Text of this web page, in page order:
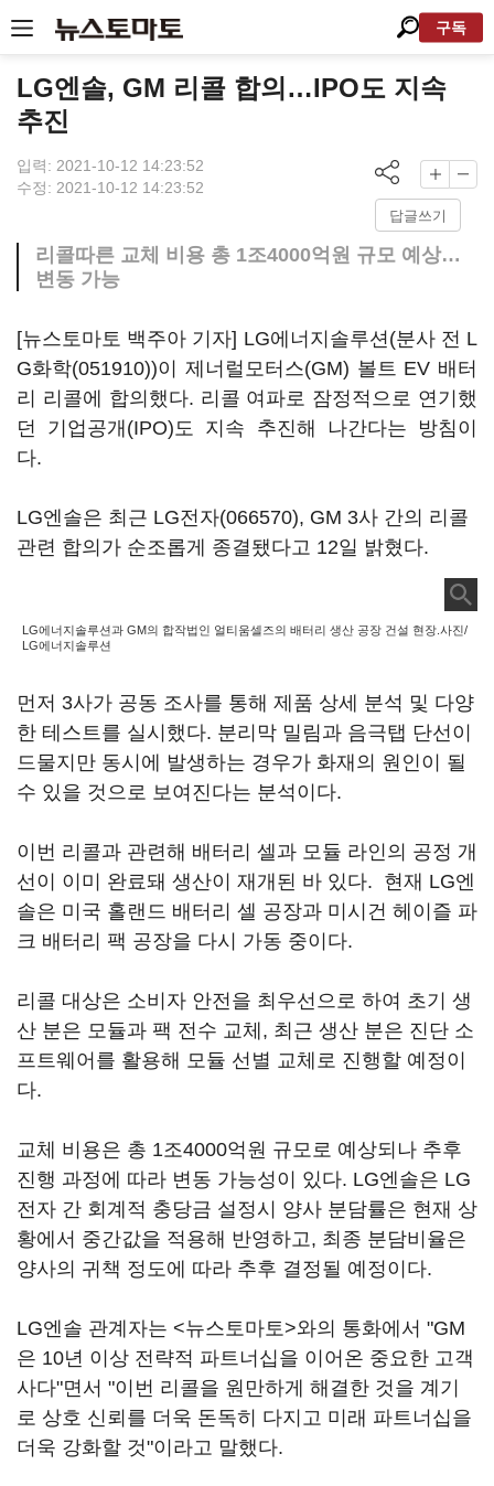
구독
LG엔솔, GM 리콜 합의…IPO도 지속
추진
입력: 2021-10-12 14:23:52
수정: 2021-10-12 14:23:52
답글쓰기
리콜따른 교체 비용 총 1조4000억원 규모 예상…
변동 가능
[뉴스토마토 백주아 기자] LG에너지솔루션(분사 전 L
G화학(051910))이 제너럴모터스(GM) 볼트 EV 배터
리 리콜에 합의했다. 리콜 여파로 잠정적으로 연기했
던 기업공개(IPO)도 지속 추진해 나간다는 방침이
다.
LG엔솔은 최근 LG전자(066570), GM 3사 간의 리콜
관련 합의가 순조롭게 종결됐다고 12일 밝혔다.
LG에너지솔루션과 GM의 합작법인 얼티움셀즈의 배터리 생산 공장 건설 현장.사진/
LG에너지솔루션
먼저 3사가 공동 조사를 통해 제품 상세 분석 및 다양
한 테스트를 실시했다. 분리막 밀림과 음극탭 단선이
드물지만 동시에 발생하는 경우가 화재의 원인이 될
수 있을 것으로 보여진다는 분석이다.
이번 리콜과 관련해 배터리 셀과 모듈 라인의 공정 개
선이 이미 완료돼 생산이 재개된 바 있다. 현재 LG엔
솔은 미국 홀랜드 배터리 셀 공장과 미시건 헤이즐 파
크 배터리 팩 공장을 다시 가동 중이다.
리콜 대상은 소비자 안전을 최우선으로 하여 초기 생
산 분은 모듈과 팩 전수 교체, 최근 생산 분은 진단 소
프트웨어를 활용해 모듈 선별 교체로 진행할 예정이
다.
교체 비용은 총 1조4000억원 규모로 예상되나 추후
진행 과정에 따라 변동 가능성이 있다. LG엔솔은 LG
전자 간 회계적 충당금 설정시 양사 분담률은 현재 상
황에서 중간값을 적용해 반영하고, 최종 분담비율은
양사의 귀책 정도에 따라 추후 결정될 예정이다.
LG엔솔 관계자는 <뉴스토마토>와의 통화에서 "GM
은 10년 이상 전략적 파트너십을 이어온 중요한 고객
사다"면서 "이번 리콜을 원만하게 해결한 것을 계기
로 상호 신뢰를 더욱 돈독히 다지고 미래 파트너십을
더욱 강화할 것"이라고 말했다.